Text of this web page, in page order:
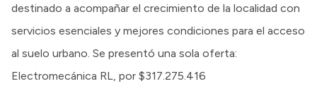
destinado a acompañar el crecimiento de la localidad con
servicios esenciales y mejores condiciones para el acceso
al suelo urbano. Se presentó una sola oferta:
Electromecánica RL, por $317.275.416